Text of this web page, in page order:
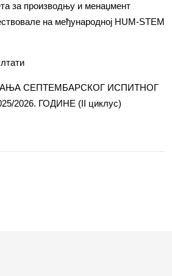
за производњу и менаџмент
на међународној HUM-STEM
СЕПТЕМБАРСКОГ ИСПИТНОГ
2026. ГОДИНЕ (II циклус)